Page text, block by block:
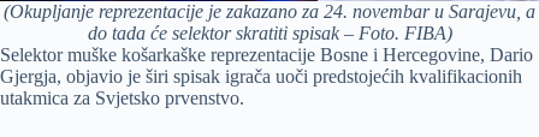
(Okupljanje reprezentacije je zakazano za 24. novembar u Sarajevu, a
do tada će selektor skratiti spisak – Foto. FIBA)
Selektor muške košarkaške reprezentacije Bosne i Hercegovine, Dario
Gjergja, objavio je širi spisak igrača uoči predstojećih kvalifikacionih
utakmica za Svjetsko prvenstvo.